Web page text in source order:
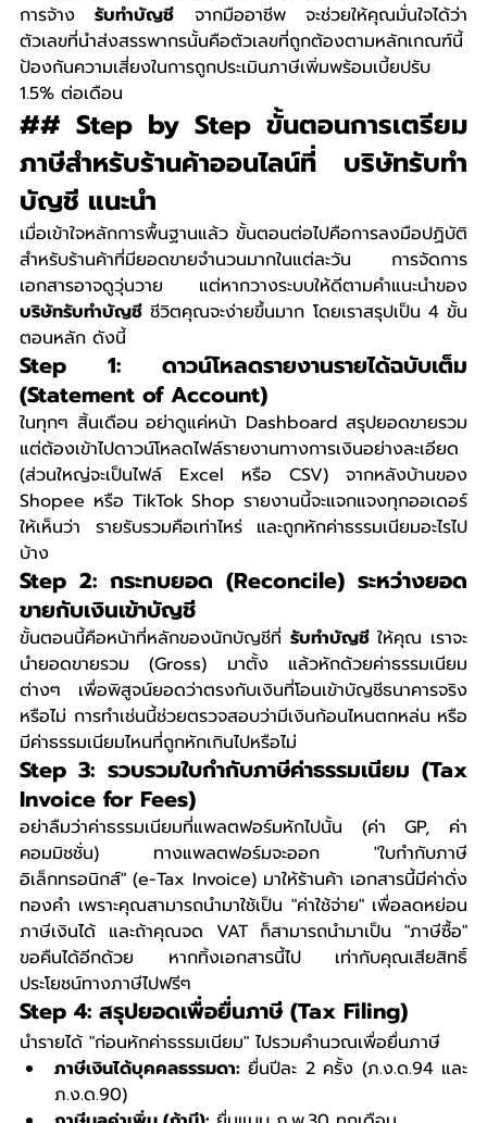
การจ้าง รับทำบัญชี จากมืออาชีพ จะช่วยให้คุณมั่นใจได้ว่า
ตัวเลขที่นำส่งสรรพากรนั้นคือตัวเลขที่ถูกต้องตามหลักเกณฑ์นี้
ป้องกันความเสี่ยงในการถูกประเมินภาษีเพิ่มพร้อมเบี้ยปรับ
1.5% ต่อเดือน
## Step by Step ขั้นตอนการเตรียม
ภาษีสำหรับร้านค้าออนไลน์ที่ บริษัทรับทำ
บัญชี แนะนำ
เมื่อเข้าใจหลักการพื้นฐานแล้ว ขั้นตอนต่อไปคือการลงมือปฏิบัติ
สำหรับร้านค้าที่มียอดขายจำนวนมากในแต่ละวัน การจัดการ
บริษัทรับทำบัญชี ชีวิตคุณจะง่ายขึ้นมาก โดยเราสรุปเป็น 4 ขั้น
ตอนหลัก ดังนี้
Step 1: ดาวน์โหลดรายงานรายได้ฉบับเต็ม
(Statement of Account)
ในทุกๆ สิ้นเดือน อย่าดูแค่หน้า Dashboard สรุปยอดขายรวม
แต่ต้องเข้าไปดาวน์โหลดไฟล์รายงานทางการเงินอย่างละเอียด
(ส่วนใหญ่จะเป็นไฟล์ Excel หรือ CSV) จากหลังบ้านของ
Shopee หรือ TikTok Shop รายงานนี้จะแจกแจงทุกออเดอร์
ให้เห็นว่า รายรับรวมคือเท่าไหร่ และถูกหักค่าธรรมเนียมอะไรไป
บ้าง
Step 2: กระทบยอด (Reconcile) ระหว่างยอด
ขายกับเงินเข้าบัญชี
ขั้นตอนนี้คือหน้าที่หลักของนักบัญชีที่ รับทำบัญชี ให้คุณ เราจะ
นำยอดขายรวม (Gross) มาตั้ง แล้วหักด้วยค่าธรรมเนียม
ต่างๆ เพื่อพิสูจน์ยอดว่าตรงกับเงินที่โอนเข้าบัญชีธนาคารจริง
หรือไม่ การทำเช่นนี้ช่วยตรวจสอบว่ามีเงินก้อนไหนตกหล่น หรือ
มีค่าธรรมเนียมไหนที่ถูกหักเกินไปหรือไม่
Step 3: รวบรวมใบกำกับภาษีค่าธรรมเนียม (Tax
Invoice for Fees)
อย่าลืมว่าค่าธรรมเนียมที่แพลตฟอร์มหักไปนั้น (ค่า GP, ค่า
คอมมิชชั่น) ทางแพลตฟอร์มจะออก "ใบกำกับภาษี
อิเล็กทรอนิกส์" (e-Tax Invoice) มาให้ร้านค้า เอกสารนี้มีค่าดั่ง
ทองคำ เพราะคุณสามารถนำมาใช้เป็น "ค่าใช้จ่าย" เพื่อลดหย่อน
ภาษีเงินได้ และถ้าคุณจด VAT ก็สามารถนำมาเป็น "ภาษีซื้อ"
ขอคืนได้อีกด้วย หากทิ้งเอกสารนี้ไป เท่ากับคุณเสียสิทธิ์
ประโยชน์ทางภาษีไปฟรีๆ
Step 4: สรุปยอดเพื่อยื่นภาษี (Tax Filing)
นำรายได้ "ก่อนหักค่าธรรมเนียม" ไปรวมคำนวณเพื่อยื่นภาษี
ภาษีเงินได้บุคคลธรรมดา: ยื่นปีละ 2 ครั้ง (ภ.ง.ด.94 และ
ภ.ง.ด.90)